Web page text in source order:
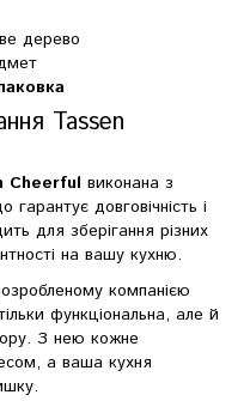
дерево
Tassen
Cheerful виконана з
гарантує довговічність і
для зберігання різних
на вашу кухню.
компанією
функціональна, але й
З нею кожне
а ваша кухня